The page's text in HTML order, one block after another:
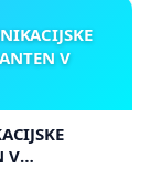
V
V